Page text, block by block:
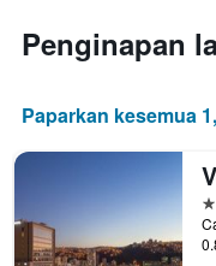
Penginapan
Paparkan kesemua
4